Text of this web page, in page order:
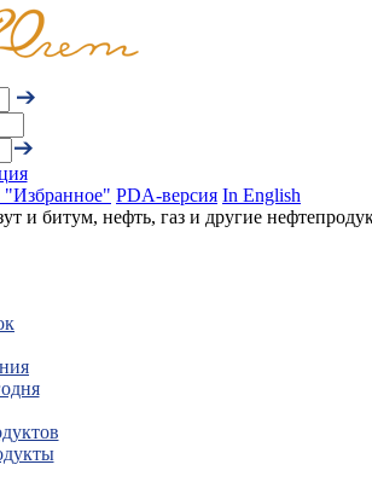
PDA-версия In English
и битум, нефть, газ и другие